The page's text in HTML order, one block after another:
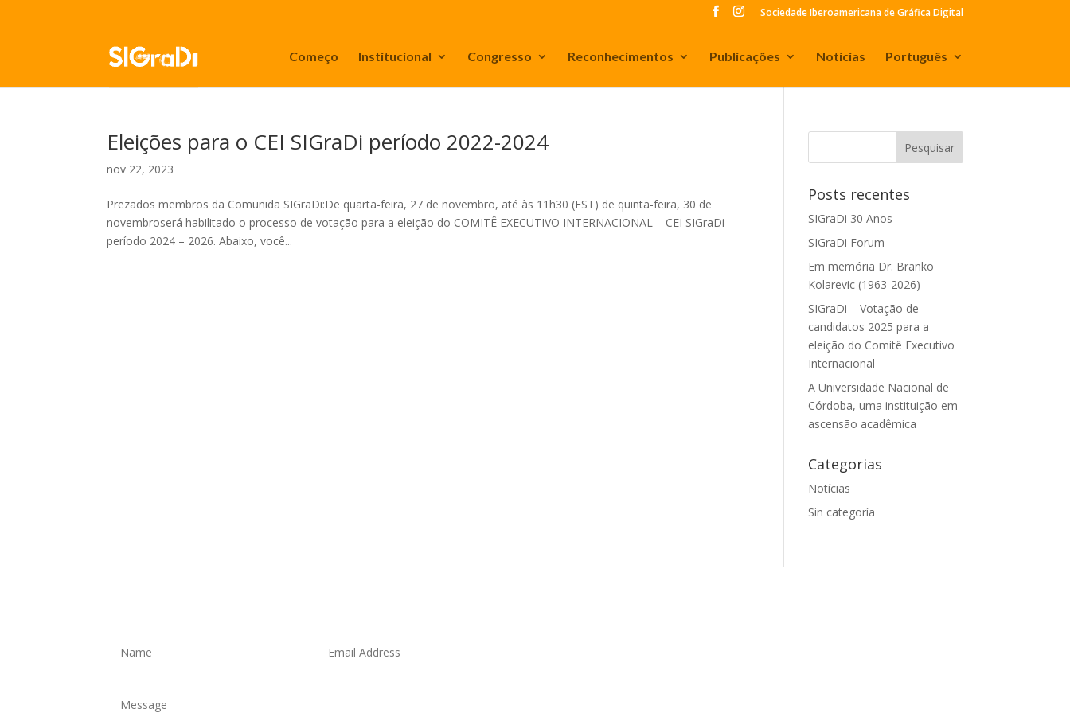
Sociedade Iberoamericana de Gráfica Digital
Começo Institucional Congresso Reconhecimentos Publicações Notícias Português
Eleições para o CEI SIGraDi período 2022-2024
nov 22, 2023
Prezados membros da Comunida SIGraDi:De quarta-feira, 27 de novembro, até às 11h30 (EST) de quinta-feira, 30 de
novembroserá habilitado o processo de votação para a eleição do COMITÊ EXECUTIVO INTERNACIONAL – CEI SIGraDi
período 2024 – 2026. Abaixo, você...
Posts recentes
SIGraDi 30 Anos
SIGraDi Forum
Em memória Dr. Branko
Kolarevic (1963-2026)
SIGraDi – Votação de
candidatos 2025 para a
eleição do Comitê Executivo
Internacional
A Universidade Nacional de
Córdoba, uma instituição em
ascensão acadêmica
Categorias
Notícias
Sin categoría